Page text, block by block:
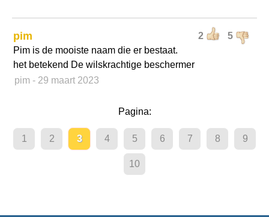
2 5
pim
Pim is de mooiste naam die er bestaat.
het betekend De wilskrachtige beschermer
pim - 29 maart 2023
Pagina:
1 2 3 4 5 6 7 8 9
10